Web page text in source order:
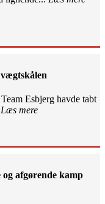
Esbjerg havde tabt
Læs mere
afgørende kamp